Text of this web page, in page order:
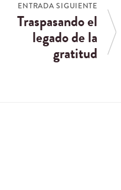
ENTRADA SIGUIENTE
Traspasando el
legado de la
gratitud